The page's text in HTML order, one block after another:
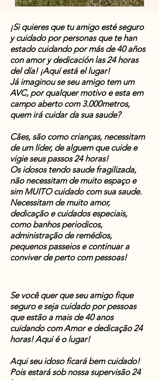
¡Si quieres que tu amigo esté seguro
y cuidado por personas que te han
estado cuidando por más de 40 años
con amor y dedicación las 24 horas
del día! ¡Aquí está el lugar!
Já imaginou se seu amigo tem um
AVC, por qualquer motivo e esta em
campo aberto com 3.000metros,
quem irá cuidar da sua saude?
Cães, são como crianças, necessitam
de um líder, de alguem que cuide e
vigie seus passos 24 horas!
Os idosos tendo saude fragilizada,
não necessitam de muito espaço e
sim MUITO cuidado com sua saude.
Necessitam de muito amor,
dedicação e cuidados especiais,
como banhos periodicos,
administração de remédios,
pequenos passeios e continuar a
conviver de perto com pessoas!
Se você quer que seu amigo fique
seguro e seja cuidado por pessoas
que estão a mais de 40 anos
cuidando com Amor e dedicação 24
horas! Aqui é o lugar!
Aqui seu idoso ficará bem cuidado!
Pois estará sob nossa supervisão 24